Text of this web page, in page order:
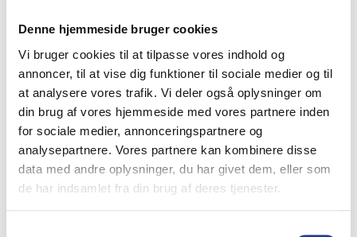
Denne hjemmeside bruger cookies
Vi bruger cookies til at tilpasse vores indhold og
annoncer, til at vise dig funktioner til sociale medier og til
at analysere vores trafik. Vi deler også oplysninger om
din brug af vores hjemmeside med vores partnere inden
for sociale medier, annonceringspartnere og
analysepartnere. Vores partnere kan kombinere disse
data med andre oplysninger, du har givet dem, eller som
de har indsamlet fra din brug af deres tjenester.
Specifikationer
Varenummer (SKU)
Vægt
44 kg
Størrelse
50 × 50 × 8 cm
Grå,Koks
Leveringstid 2-5 hverdage